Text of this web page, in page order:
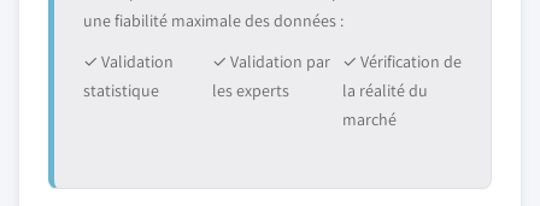
une fiabilité maximale des données :
✓ Validation
statistique
✓ Validation par
les experts
✓ Vérification de
la réalité du
marché